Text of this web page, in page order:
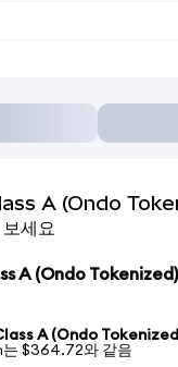
A (Ondo
세요
A (Ondo
A (Ondo Tokenized)
는 $364.72와 같음